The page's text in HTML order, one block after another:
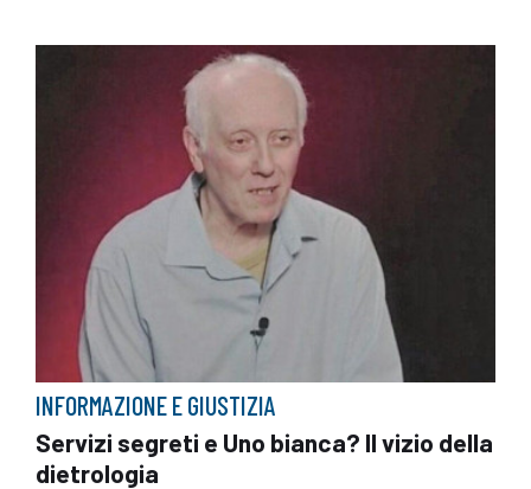
INFORMAZIONE E GIUSTIZIA
Servizi segreti e Uno bianca? Il vizio della
dietrologia